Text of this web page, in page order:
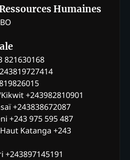
Humaines
821630168
+243982810901
+243838672087
+243 975 595 487
Katanga +243
+243897145191